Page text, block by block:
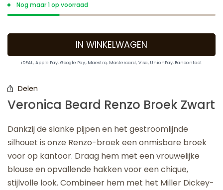
Nog maar 1 op voorraad
IN WINKELWAGEN
iDEAL, Apple Pay, Google Pay, Maestro, Mastercard, Visa, UnionPay, Bancontact
Delen
Veronica Beard Renzo Broek Zwart
Dankzij de slanke pijpen en het gestroomlijnde
silhouet is onze Renzo-broek een onmisbare broek
voor op kantoor. Draag hem met een vrouwelijke
blouse en opvallende hakken voor een chique,
stijlvolle look. Combineer hem met het Miller Dickey-